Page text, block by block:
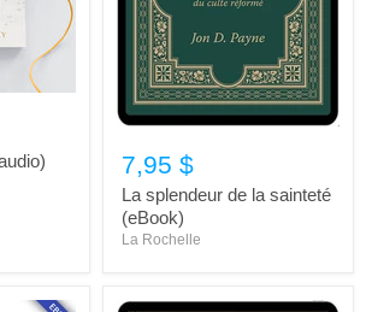
7,95 $
La splendeur de la sainteté
(eBook)
La Rochelle